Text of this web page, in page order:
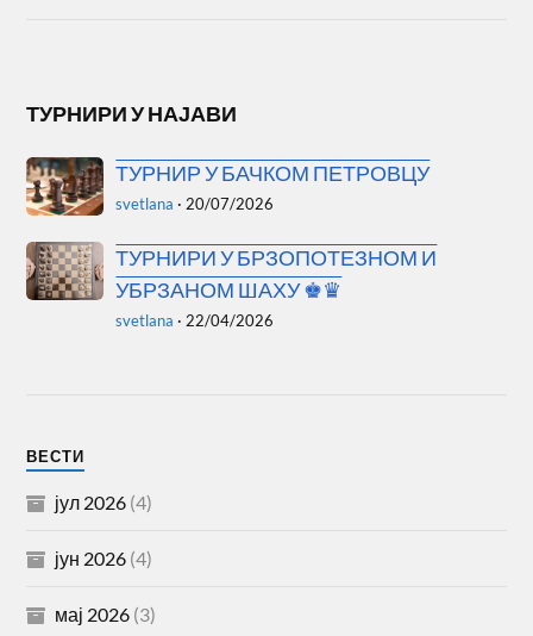
ТУРНИРИ У НАЈАВИ
ТУРНИР У БАЧКОМ ПЕТРОВЦУ
svetlana ·20/07/2026
ТУРНИРИ У БРЗОПОТЕЗНОМ И
УБРЗАНОМ ШАХУ ♚♛
svetlana ·22/04/2026
ВЕСТИ
јул 2026 (4)
јун 2026 (4)
мај 2026 (3)